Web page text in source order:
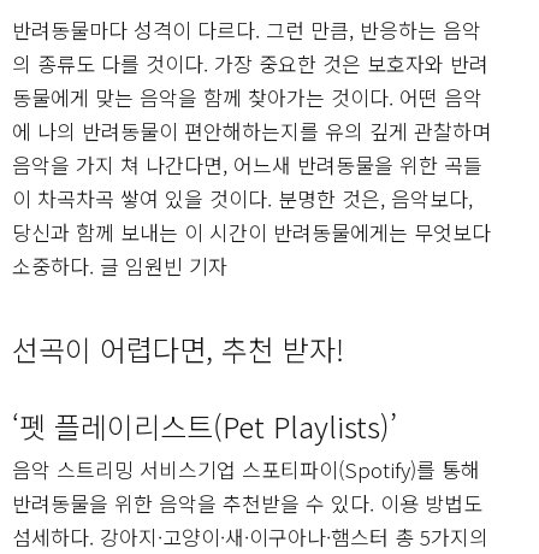
반려동물마다 성격이 다르다. 그런 만큼, 반응하는 음악
의 종류도 다를 것이다. 가장 중요한 것은 보호자와 반려
동물에게 맞는 음악을 함께 찾아가는 것이다. 어떤 음악
에 나의 반려동물이 편안해하는지를 유의 깊게 관찰하며
음악을 가지 쳐 나간다면, 어느새 반려동물을 위한 곡들
이 차곡차곡 쌓여 있을 것이다. 분명한 것은, 음악보다,
당신과 함께 보내는 이 시간이 반려동물에게는 무엇보다
소중하다. 글 임원빈 기자
선곡이 어렵다면, 추천 받자!
‘펫 플레이리스트(Pet Playlists)’
음악 스트리밍 서비스기업 스포티파이(Spotify)를 통해
반려동물을 위한 음악을 추천받을 수 있다. 이용 방법도
섬세하다. 강아지·고양이·새·이구아나·햄스터 총 5가지의